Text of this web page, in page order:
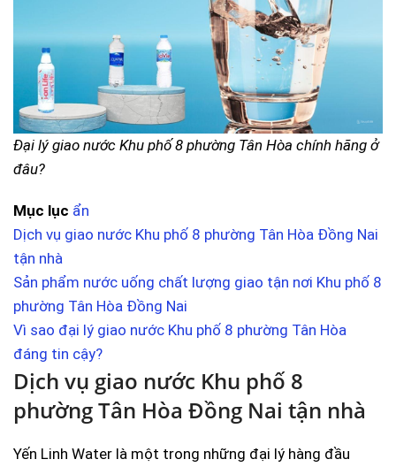
Đại lý giao nước Khu phố 8 phường Tân Hòa chính hãng ở
đâu?
Mục lục ẩn
Dịch vụ giao nước Khu phố 8 phường Tân Hòa Đồng Nai
tận nhà
Sản phẩm nước uống chất lượng giao tận nơi Khu phố 8
phường Tân Hòa Đồng Nai
Vì sao đại lý giao nước Khu phố 8 phường Tân Hòa
đáng tin cậy?
Dịch vụ giao nước Khu phố 8
phường Tân Hòa Đồng Nai tận nhà
Yến Linh Water là một trong những đại lý hàng đầu